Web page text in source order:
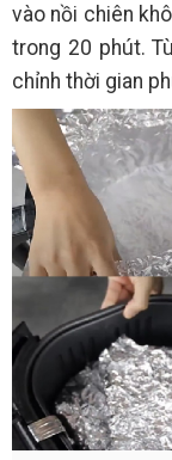
vào nồi chiên
trong 20 phút.
chỉnh thời gian